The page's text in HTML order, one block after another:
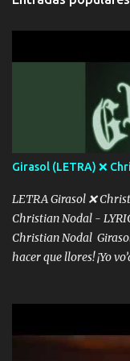
intentas rimar Pobre
con la gente Dices
menos se prudente
dientes Por falta de
consciente de los
ve el poder que tienes
álbum's "José, vibras
Girasol (LETRA) ❌
LETRA Girasol ❌
Christian Nodal -
Christian Nodal Girasol
hacer que llores! ¡Yo
intentas rimar Pobre
con la gente Dices